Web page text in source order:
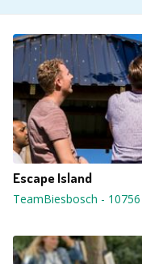
Escape Island
TeamBiesbosch - 10756